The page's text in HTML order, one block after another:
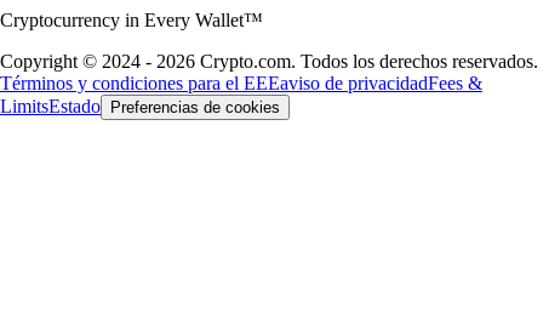
Cryptocurrency in Every Wallet™
Copyright © 2024 - 2026 Crypto.com. Todos los derechos reservados.
Términos y condiciones para el EEEaviso de privacidadFees &
LimitsEstado Preferencias de cookies